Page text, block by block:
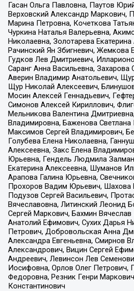
Гасан Ольга Павловна, Паутов
Верховский Александр Маркович,
Марина Петровна, Кочеткова
Чуркина Наталья Валерьевна,
Николаевна, Золотарева
Рачинский Ян Збигневич, Жемкова
Гудков Лев Дмитриевич,
Саранг Анна Васильевна, Захарова
Аверин Владимир Анатольевич,
Щур Николай Алексеевич,
Мосин Алексей Геннадьевич,
Симонов Алексей Кириллович,
Мельникова Валентина
Владимировна, Баженова Светлана
Максимов Сергей Владимирович,
Голубева Елена Николаевна,
Алексеевна, Закс Елена
Юрьевна, Гендель Людмила
Екатерина Алексеевна, Шуманов
Арапова Галина Юрьевна,
Прохоров Вадим Юрьевич, Шахова
Подузов Сергей Васильевич,
Вячеславовна, Литинский Леонид
Сергей Маркович, Бахмин
Анатолий Ефимович, Сухих Дарья
Петрович, Добровольская Анна
Александра Евгеньевна, Смирнов
Александрович, Вицин Сергей
Андреевич, Левинсон Лев
Иосифовна, Орлов Олег Петрович,
Федоровна, Резник Генри
Константинович